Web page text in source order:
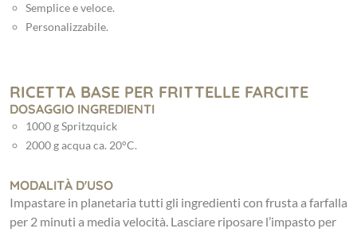
Semplice e veloce.
Personalizzabile.
RICETTA BASE PER FRITTELLE FARCITE
DOSAGGIO INGREDIENTI
1000 g Spritzquick
2000 g acqua ca. 20°C.
MODALITÀ D'USO
Impastare in planetaria tutti gli ingredienti con frusta a farfalla
per 2 minuti a media velocità. Lasciare riposare l’impasto per